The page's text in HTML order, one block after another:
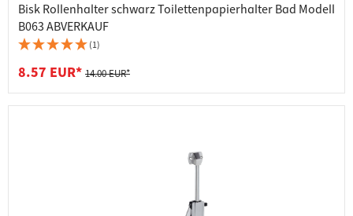
Bisk Rollenhalter schwarz Toilettenpapierhalter Bad Modell
B063 ABVERKAUF
(1)
8.57 EUR* 14.00 EUR*